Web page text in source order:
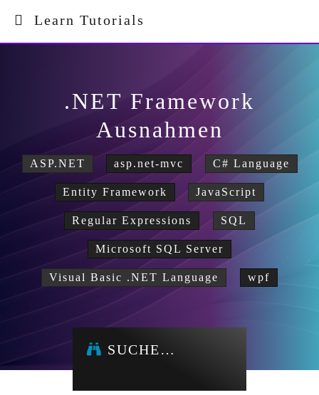
Learn Tutorials
.NET Framework
Ausnahmen
ASP.NET asp.net-mvc C# Language
Entity Framework JavaScript
Regular Expressions SQL
Microsoft SQL Server
Visual Basic .NET Language wpf
SUCHE…